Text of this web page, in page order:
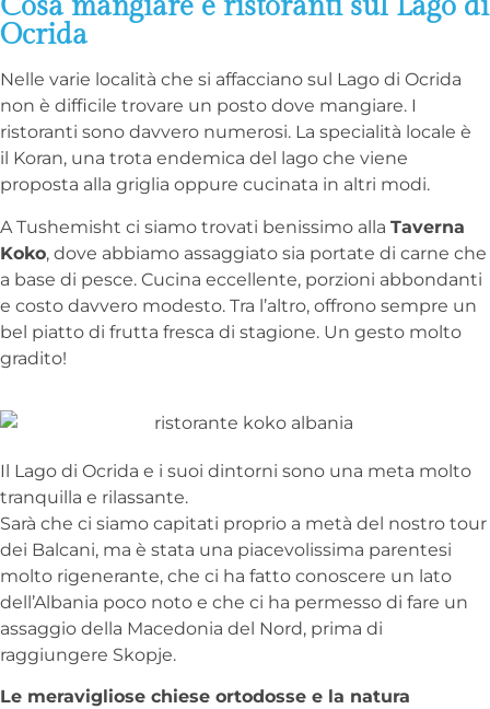
Cosa mangiare e ristoranti sul Lago di
Ocrida
Nelle varie località che si affacciano sul Lago di Ocrida
non è difficile trovare un posto dove mangiare. I
ristoranti sono davvero numerosi. La specialità locale è
il Koran, una trota endemica del lago che viene
proposta alla griglia oppure cucinata in altri modi.
A Tushemisht ci siamo trovati benissimo alla Taverna
Koko, dove abbiamo assaggiato sia portate di carne che
a base di pesce. Cucina eccellente, porzioni abbondanti
e costo davvero modesto. Tra l’altro, offrono sempre un
bel piatto di frutta fresca di stagione. Un gesto molto
gradito!
Il Lago di Ocrida e i suoi dintorni sono una meta molto
tranquilla e rilassante.
Sarà che ci siamo capitati proprio a metà del nostro tour
dei Balcani, ma è stata una piacevolissima parentesi
molto rigenerante, che ci ha fatto conoscere un lato
dell’Albania poco noto e che ci ha permesso di fare un
assaggio della Macedonia del Nord, prima di
raggiungere Skopje.
Le meravigliose chiese ortodosse e la natura